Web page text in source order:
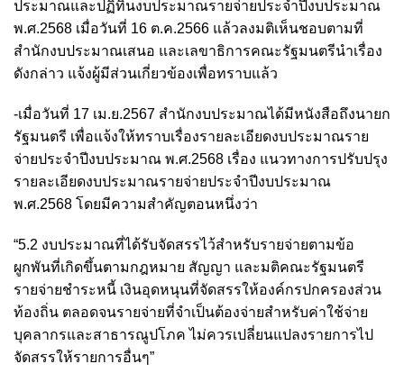
ประมาณและปฏิทินงบประมาณรายจ่ายประจำปีงบประมาณ
พ.ศ.2568 เมื่อวันที่ 16 ต.ค.2566 แล้วลงมติเห็นชอบตามที่
สำนักงบประมาณเสนอ และเลขาธิการคณะรัฐมนตรีนำเรื่อง
ดังกล่าว แจ้งผู้มีส่วนเกี่ยวข้องเพื่อทราบแล้ว
-เมื่อวันที่ 17 เม.ย.2567 สำนักงบประมาณได้มีหนังสือถึงนายก
รัฐมนตรี เพื่อแจ้งให้ทราบเรื่องรายละเอียดงบประมาณราย
จ่ายประจำปีงบประมาณ พ.ศ.2568 เรื่อง แนวทางการปรับปรุง
รายละเอียดงบประมาณรายจ่ายประจำปีงบประมาณ
พ.ศ.2568 โดยมีความสำคัญตอนหนึ่งว่า
“5.2 งบประมาณที่ได้รับจัดสรรไว้สำหรับรายจ่ายตามข้อ
ผูกพันที่เกิดขึ้นตามกฎหมาย สัญญา และมติคณะรัฐมนตรี
รายจ่ายชำระหนี้ เงินอุดหนุนที่จัดสรรให้องค์กรปกครองส่วน
ท้องถิ่น ตลอดจนรายจ่ายที่จำเป็นต้องจ่ายสำหรับค่าใช้จ่าย
บุคลากรและสาธารณูปโภค ไม่ควรเปลี่ยนแปลงรายการไป
จัดสรรให้รายการอื่นๆ”